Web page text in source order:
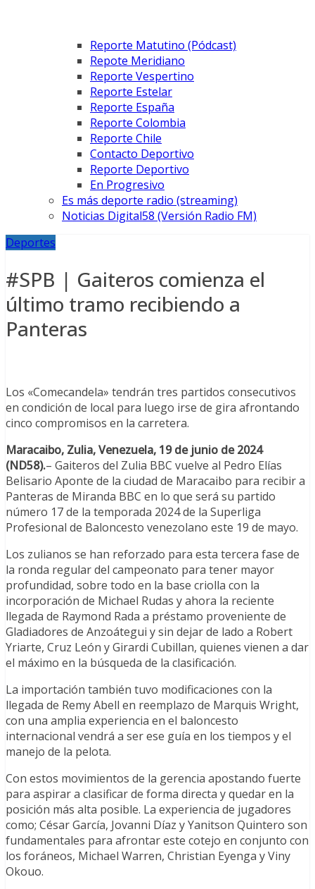
Reporte Matutino (Pódcast)
Repote Meridiano
Reporte Vespertino
Reporte Estelar
Reporte España
Reporte Colombia
Reporte Chile
Contacto Deportivo
Reporte Deportivo
En Progresivo
Es más deporte radio (streaming)
Noticias Digital58 (Versión Radio FM)
Deportes
#SPB | Gaiteros comienza el
último tramo recibiendo a
Panteras
Los «Comecandela» tendrán tres partidos consecutivos
en condición de local para luego irse de gira afrontando
cinco compromisos en la carretera.
Maracaibo, Zulia, Venezuela, 19 de junio de 2024
(ND58).– Gaiteros del Zulia BBC vuelve al Pedro Elías
Belisario Aponte de la ciudad de Maracaibo para recibir a
Panteras de Miranda BBC en lo que será su partido
número 17 de la temporada 2024 de la Superliga
Profesional de Baloncesto venezolano este 19 de mayo.
Los zulianos se han reforzado para esta tercera fase de
la ronda regular del campeonato para tener mayor
profundidad, sobre todo en la base criolla con la
incorporación de Michael Rudas y ahora la reciente
llegada de Raymond Rada a préstamo proveniente de
Gladiadores de Anzoátegui y sin dejar de lado a Robert
Yriarte, Cruz León y Girardi Cubillan, quienes vienen a dar
el máximo en la búsqueda de la clasificación.
La importación también tuvo modificaciones con la
llegada de Remy Abell en reemplazo de Marquis Wright,
con una amplia experiencia en el baloncesto
internacional vendrá a ser ese guía en los tiempos y el
manejo de la pelota.
Con estos movimientos de la gerencia apostando fuerte
para aspirar a clasificar de forma directa y quedar en la
posición más alta posible. La experiencia de jugadores
como; César García, Jovanni Díaz y Yanitson Quintero son
fundamentales para afrontar este cotejo en conjunto con
los foráneos, Michael Warren, Christian Eyenga y Viny
Okouo.